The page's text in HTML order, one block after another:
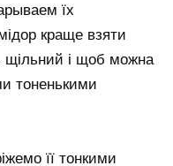
їх
краще взяти
щільний і щоб можна
тоненькими
її тонкими